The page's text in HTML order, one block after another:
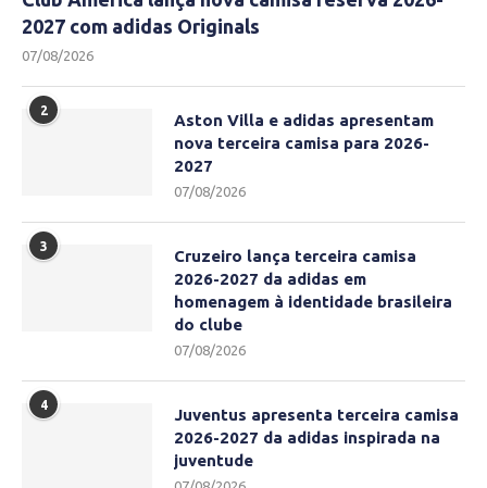
2027 com adidas Originals
07/08/2026
2
Aston Villa e adidas apresentam
nova terceira camisa para 2026-
2027
07/08/2026
3
Cruzeiro lança terceira camisa
2026-2027 da adidas em
homenagem à identidade brasileira
do clube
07/08/2026
4
Juventus apresenta terceira camisa
2026-2027 da adidas inspirada na
juventude